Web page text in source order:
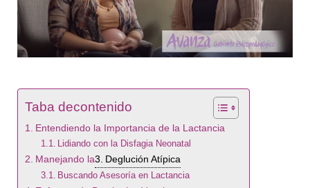
Taba decontenido
Entendiendo la Importancia de la Lactancia
Lidiando con la Disfagia Neonatal
Manejando la Deglución Atípica
Buscando Asesoría en Lactancia